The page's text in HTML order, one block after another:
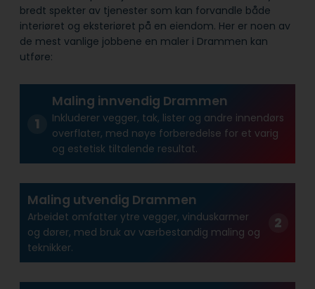
bredt spekter av tjenester som kan forvandle både
interiøret og eksteriøret på en eiendom. Her er noen av
de mest vanlige jobbene en maler i Drammen kan
utføre:
Maling innvendig Drammen
Inkluderer vegger, tak, lister og andre innendørs
overflater, med nøye forberedelse for et varig
og estetisk tiltalende resultat.
Maling utvendig Drammen
Arbeidet omfatter ytre vegger, vinduskarmer
og dører, med bruk av værbestandig maling og
teknikker.